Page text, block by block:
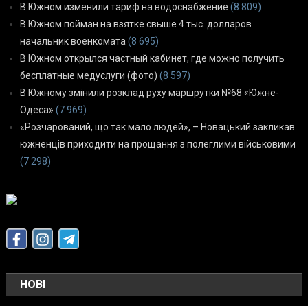
В Южном изменили тариф на водоснабжение (8 809)
В Южном пойман на взятке свыше 4 тыс. долларов
начальник военкомата (8 695)
В Южном открылся частный кабинет, где можно получить
бесплатные медуслуги (фото) (8 597)
В Южному змінили розклад руху маршрутки №68 «Южне-
Одеса» (7 969)
«Розчарований, що так мало людей», – Новацький закликав
южненців приходити на прощання з полеглими військовими
(7 298)
НОВІ